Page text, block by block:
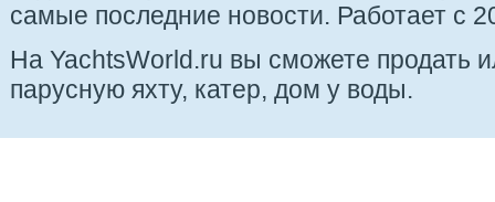
самые последние новости. Работает с
На YachtsWorld.ru вы сможете продать
парусную яхту, катер, дом у воды.